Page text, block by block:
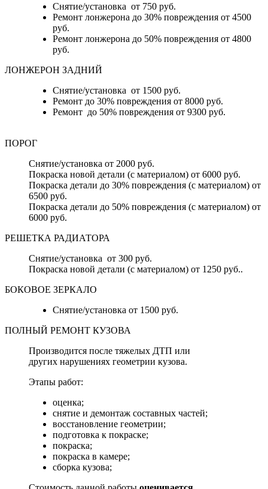
Снятие/установка от 750 руб.
Ремонт лонжерона до 30% повреждения от 4500
руб.
Ремонт лонжерона до 50% повреждения от 4800
руб.
ЛОНЖЕРОН ЗАДНИЙ
Снятие/установка от 1500 руб.
Ремонт до 30% повреждения от 8000 руб.
Ремонт до 50% повреждения от 9300 руб.
ПОРОГ
Снятие/установка от 2000 руб.
Покраска новой детали (с материалом) от 6000 руб.
Покраска детали до 30% повреждения (с материалом) от
6500 руб.
Покраска детали до 50% повреждения (с материалом) от
6000 руб.
РЕШЕТКА РАДИАТОРА
Снятие/установка от 300 руб.
Покраска новой детали (с материалом) от 1250 руб..
БОКОВОЕ ЗЕРКАЛО
Снятие/установка от 1500 руб.
ПОЛНЫЙ РЕМОНТ КУЗОВА
Производится после тяжелых ДТП или
других нарушениях геометрии кузова.
Этапы работ:
оценка;
снятие и демонтаж составных частей;
восстановление геометрии;
подготовка к покраске;
покраска;
покраска в камере;
сборка кузова;